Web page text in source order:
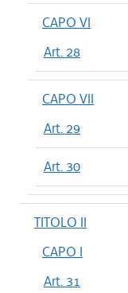
CAPO VI
Art. 28
CAPO VII
Art. 29
Art. 30
TITOLO II
CAPO I
Art. 31